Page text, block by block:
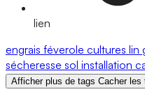
lien
engrais féverole cultures lin
sécheresse sol installation
Afficher plus de tags Cacher les